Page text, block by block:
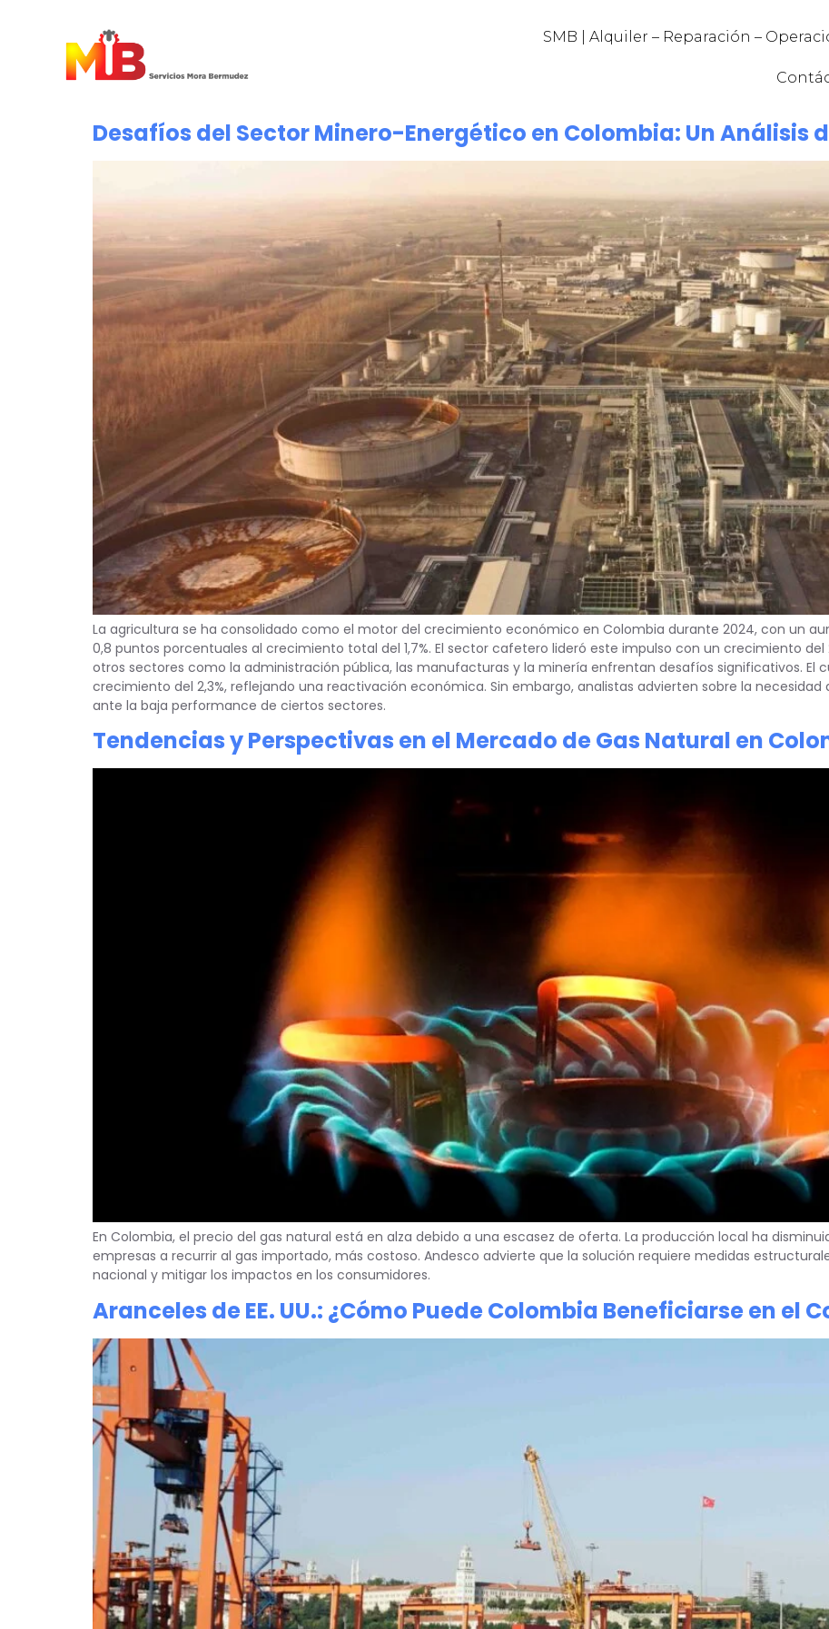
SMB | Alquiler – Reparación –
Desafíos del Sector Minero-Energético en Colombia: Un Análisis
La agricultura se ha consolidado como el motor del crecimiento económico en Colombia durante 2024, con un
0,8 puntos porcentuales al crecimiento total del 1,7%. El sector cafetero lideró este impulso con un crecimiento del
otros sectores como la administración pública, las manufacturas y la minería enfrentan desafíos significativos. El
crecimiento del 2,3%, reflejando una reactivación económica. Sin embargo, analistas advierten sobre la
ante la baja performance de ciertos sectores.
Tendencias y Perspectivas en el Mercado de Gas Natural en
En Colombia, el precio del gas natural está en alza debido a una escasez de oferta. La producción local ha
empresas a recurrir al gas importado, más costoso. Andesco advierte que la solución requiere medidas
nacional y mitigar los impactos en los consumidores.
Aranceles de EE. UU.: ¿Cómo Puede Colombia Beneficiarse en el